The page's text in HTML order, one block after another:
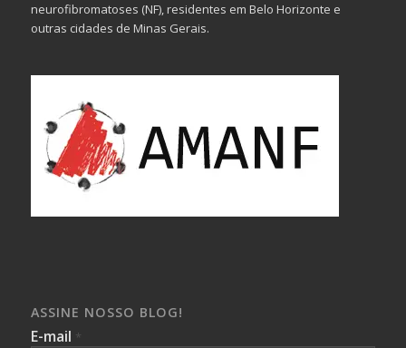
neurofibromatoses (NF), residentes em Belo Horizonte e
outras cidades de Minas Gerais.
ASSINE NOSSO BLOG!
E-mail *